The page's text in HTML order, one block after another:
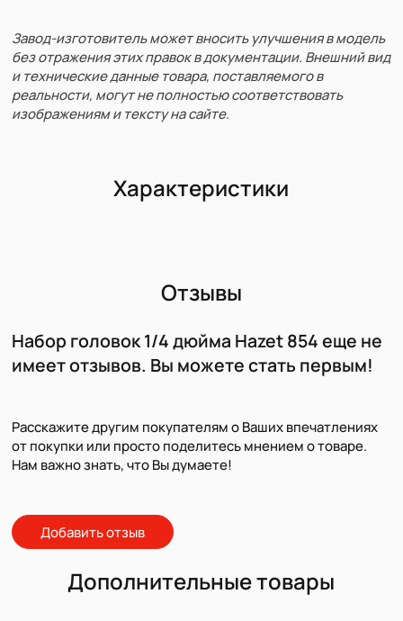
Завод-изготовитель может вносить улучшения в модель
без отражения этих правок в документации. Внешний вид
и технические данные товара, поставляемого в
реальности, могут не полностью соответствовать
изображениям и тексту на сайте.
Характеристики
Отзывы
Набор головок 1/4 дюйма Hazet 854 еще не
имеет отзывов. Вы можете стать первым!
Расскажите другим покупателям о Ваших впечатлениях
от покупки или просто поделитесь мнением о товаре.
Нам важно знать, что Вы думаете!
Добавить отзыв
Дополнительные товары